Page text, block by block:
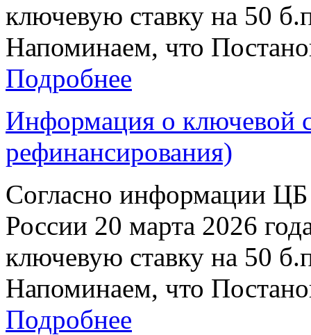
ключевую ставку на 50
Напоминаем, что
Подробнее
Информация о ключевой
рефинансирования)
Согласно информации
России 20 марта 2026
ключевую ставку на 50
Напоминаем, что
Подробнее